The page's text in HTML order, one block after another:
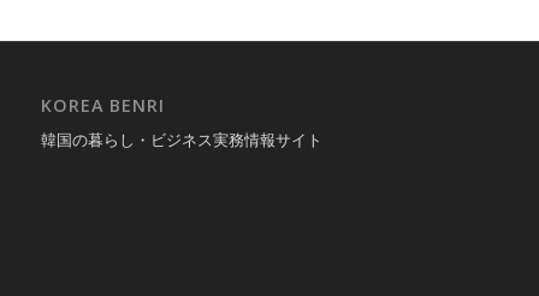
KOREA BENRI
韓国の暮らし・ビジネス実務情報サイト